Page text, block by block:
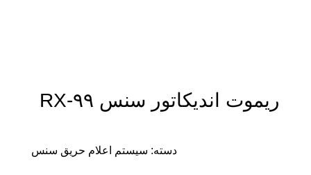
ریموت اندیکاتور سنس RX-۹۹
دسته: سیستم اعلام حریق سنس